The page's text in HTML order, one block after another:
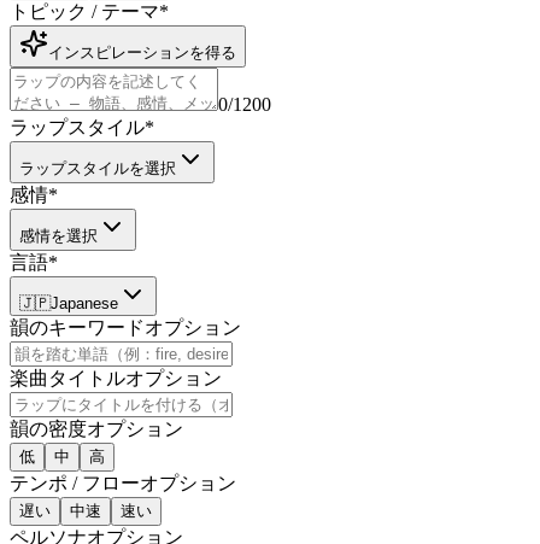
トピック / テーマ*
インスピレーションを得る
0/1200
ラップスタイル*
ラップスタイルを選択
感情*
感情を選択
言語*
🇯🇵Japanese
韻のキーワードオプション
楽曲タイトルオプション
韻の密度オプション
低 中 高
テンポ / フローオプション
遅い 中速 速い
ペルソナオプション